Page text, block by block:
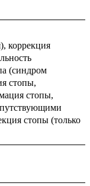
коррекция
(синдром
стопы,
стопы,
стопы (только